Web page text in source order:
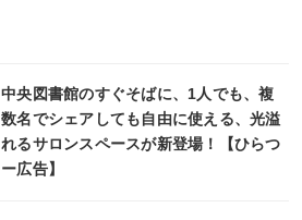
中央図書館のすぐそばに、1人でも、複
数名でシェアしても自由に使える、光溢
れるサロンスペースが新登場！【ひらつ
ー広告】